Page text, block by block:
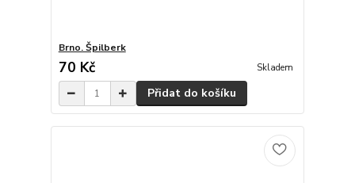
Brno. Špilberk
70 Kč Skladem
Přidat do košíku